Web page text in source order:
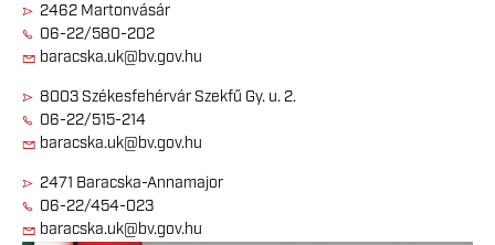
2462 Martonvásár
06-22/580-202
baracska.uk@bv.gov.hu
8003 Székesfehérvár Szekfű Gy. u. 2.
06-22/515-214
baracska.uk@bv.gov.hu
2471 Baracska-Annamajor
06-22/454-023
baracska.uk@bv.gov.hu